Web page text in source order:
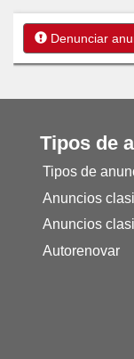
Denunciar
Tipos de
Tipos de
Anuncios
Anuncios
Autorenovar